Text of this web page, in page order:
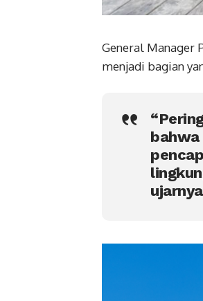
General Manager
menjadi bagian
bahwa